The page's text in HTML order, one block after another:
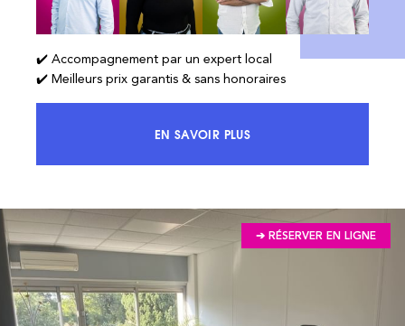
✔️ Accompagnement par un expert local
✔️ Meilleurs prix garantis & sans honoraires
EN SAVOIR PLUSACCÉDEZ À 100% DU MARCHÉ ET
➔ RÉSERVER EN LIGNE